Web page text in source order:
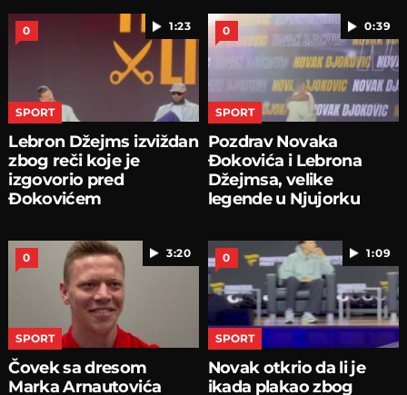
1:23
0
SPORT
Lebron Džejms izviždan
zbog reči koje je
izgovorio pred
Đokovićem
0:39
0
SPORT
Pozdrav Novaka
Đokovića i Lebrona
Džejmsa, velike
legende u Njujorku
3:20
0
SPORT
Čovek sa dresom
Marka Arnautovića
1:09
0
SPORT
Novak otkrio da li je
ikada plakao zbog